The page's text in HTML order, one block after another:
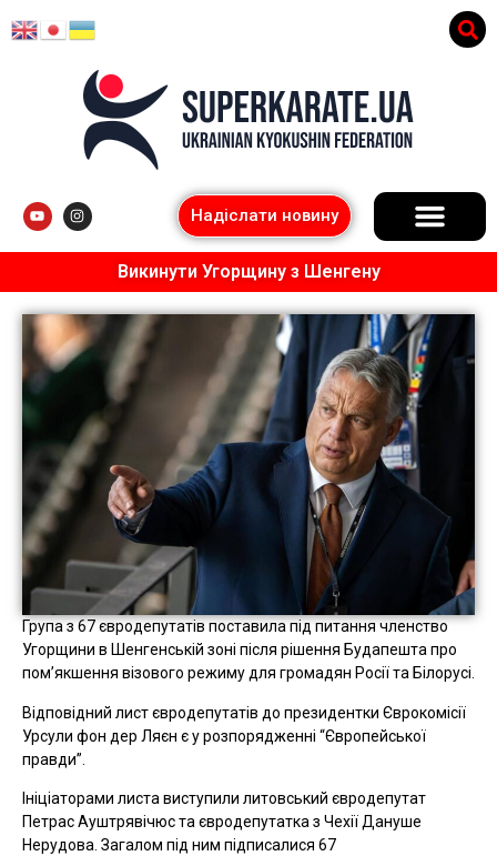
Надіслати новину
Викинути Угорщину з Шенгену
Група з 67 євродепутатів поставила під питання членство
Угорщини в Шенгенській зоні після рішення Будапешта про
пом’якшення візового режиму для громадян Росії та Білорусі.
Відповідний лист євродепутатів до президентки Єврокомісії
Урсули фон дер Ляєн є у розпорядженні “Європейської
правди”.
Ініціаторами листа виступили литовський євродепутат
Петрас Ауштрявічюс та євродепутатка з Чехії Дануше
Нерудова. Загалом під ним підписалися 67